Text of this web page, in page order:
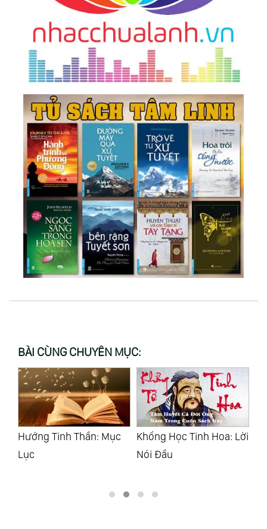
Mi Tiên Vấn Ðáp: Câu 195. Về Người Cầm Lái
Thuyền
221.
Mi Tiên Vấn Ðáp: Sau Cuộc Vấn Đáp
222.Mi Tiên Vấn Ðáp Pdf
BÀI CÙNG CHUYÊN MỤC:
Khổng Học Tinh Hoa: Lời
Nói Đầu
Trung Dung Tân Khảo:
Lời Tựa